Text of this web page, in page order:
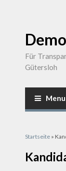
Für
Gütersloh
Menu
Sie sind
Startseite »